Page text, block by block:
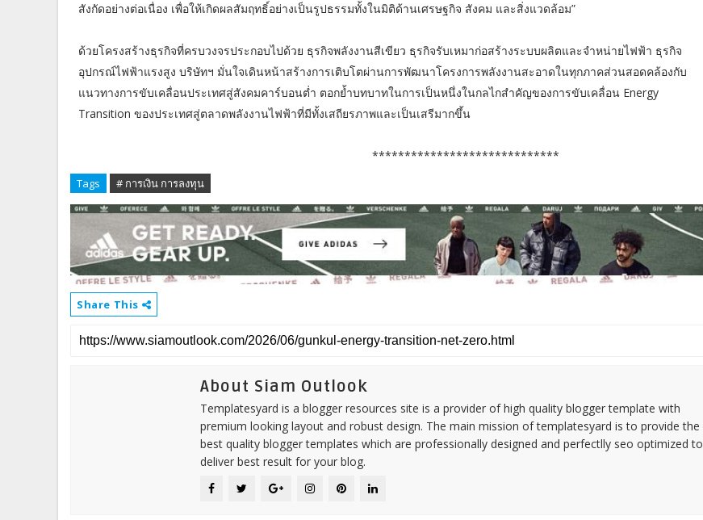
สังกัดอย่างต่อเนื่อง เพื่อให้เกิดผลสัมฤทธิ์อย่างเป็นรูปธรรมทั้งในมิติด้านเศรษฐกิจ สังคม และสิ่งแวดล้อม”
ด้วยโครงสร้างธุรกิจที่ครบวงจรประกอบไปด้วย ธุรกิจพลังงานสีเขียว ธุรกิจรับเหมาก่อสร้างระบบผลิตและจำหน่ายไฟฟ้า ธุรกิจ
อุปกรณ์ไฟฟ้าแรงสูง บริษัทฯ มั่นใจเดินหน้าสร้างการเติบโตผ่านการพัฒนาโครงการพลังงานสะอาดในทุกภาคส่วนสอดคล้องกับ
แนวทางการขับเคลื่อนประเทศสู่สังคมคาร์บอนต่ำ ตอกย้ำบทบาทในการเป็นหนึ่งในกลไกสำคัญของการขับเคลื่อน Energy
Transition ของประเทศสู่ตลาดพลังงานไฟฟ้าที่มีทั้งเสถียรภาพและเป็นเสรีมากขึ้น
*****************************
Tags # การเงิน การลงทุน
Share This
About Siam Outlook
Templatesyard is a blogger resources site is a provider of high quality blogger template with
premium looking layout and robust design. The main mission of templatesyard is to provide the
best quality blogger templates which are professionally designed and perfectlly seo optimized to
deliver best result for your blog.